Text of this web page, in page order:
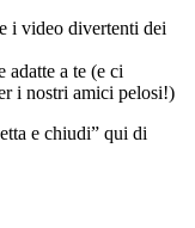
i video divertenti dei
adatte a te (e ci
i nostri amici pelosi!)
e chiudi” qui di